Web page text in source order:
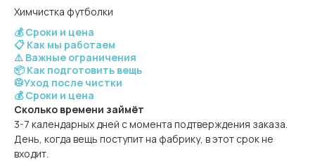
Химчистка футболки
💰 Сроки и цена
📋 Как мы работаем
⚠️ Важные ограничения
📦 Как подготовить вещь
🥼Уход после чистки
💰 Сроки и цена
Сколько времени займёт
3-7 календарных дней с момента подтверждения заказа.
День, когда вещь поступит на фабрику, в этот срок не
входит.